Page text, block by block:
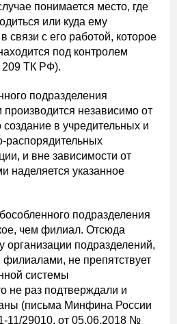
понимается место, где
или куда ему
связи с его работой, которое
под контролем
209 ТК РФ).
подразделения
независимо от
создание в учредительных и
распорядительных
и вне зависимости от
наделяется указанное
подразделения
чем филиал. Отсюда
организации подразделений,
не препятствует
системы
не раз подтверждали и
(письма Минфина России
11/29010, от 05.06.2018 №